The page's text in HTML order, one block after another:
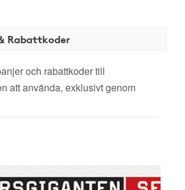
Rabattkoder
och rabattkoder till
att använda, exklusivt genom